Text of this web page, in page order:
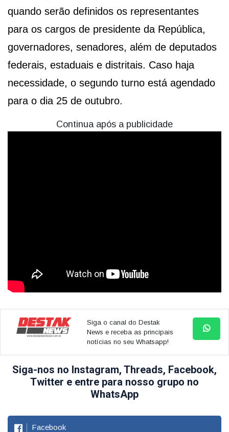
quando serão definidos os representantes
para os cargos de presidente da República,
governadores, senadores, além de deputados
federais, estaduais e distritais. Caso haja
necessidade, o segundo turno está agendado
para o dia 25 de outubro.
Continua após a publicidade
Siga o canal do Destak
News e receba as principais
notícias no seu Whatsapp!
Siga-nos no Instagram, Threads, Facebook,
Twitter e entre para nosso grupo no
WhatsApp
Facebook